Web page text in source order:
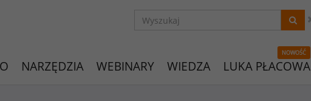
NARZĘDZIA WEBINARY WIEDZA
NOWOŚĆ
LUKA PŁACOWA